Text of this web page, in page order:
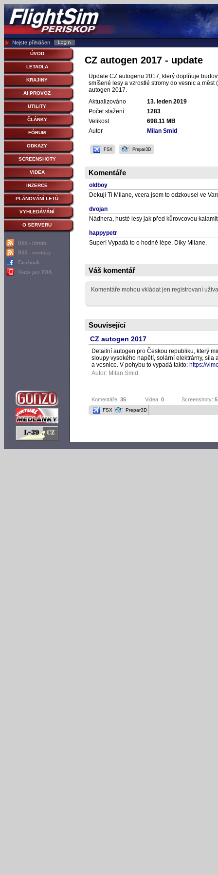
Nejste přihlášen
ÚVOD
LETADLA
KRAJINY
AI PROVOZ
UTILITY
ČLÁNKY
FÓRUM
ODKAZY
SCREENSHOTY
VIDEA
INZERCE
PLÁNOVÁNÍ LETŮ
VYHLEDÁVÁNÍ
O SERVERU
RSS - fórum
RSS - novinky
Facebook
Verze pro PDA
CZ autogen 2017 - update
Update CZ autogenu 2017, který doplňuje
smíšené lesy a vzrostlé stromy do vesnic a
autogen 2017.
Aktualizováno
13. leden 2019
Počet stažení
1283
Velikost
698.11 MB
Autor
Milan Smid
FSX Prepar3D
Komentáře
oldboy
Dekuji Ti Milane, vcera jsem to odzkousel ve
dvojan
Nádhera, husté lesy jak před kůrovcovou
happypetr
Super! Vypadá to o hodně lépe. Díky Milane.
Váš komentář
Komentáře mohou vkládat jen registrovaní
Související
CZ autogen 2017
Detailní autogen pro Českou republiku, který
sloupy vysokého napětí, solární elektrárny, sila
a vesnice. V pohybu to vypadá takto: https://
Autor: Milan Smid
Komentáře: 35 Videa: 0 Screenshoty: 5
FSX Prepar3D